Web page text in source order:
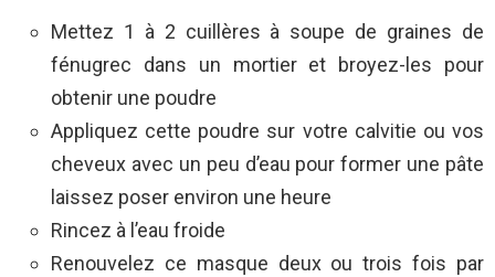
Mettez 1 à 2 cuillères à soupe de graines de
fénugrec dans un mortier et broyez-les pour
obtenir une poudre
Appliquez cette poudre sur votre calvitie ou vos
cheveux avec un peu d’eau pour former une pâte
laissez poser environ une heure
Rincez à l’eau froide
Renouvelez ce masque deux ou trois fois par